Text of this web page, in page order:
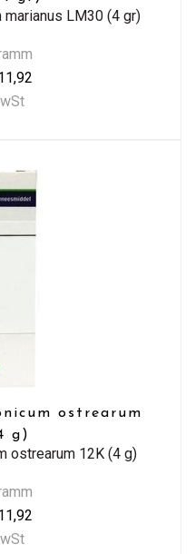
LM30 (4 gr)
ostrearum
g)
ostrearum 12K (4 g)